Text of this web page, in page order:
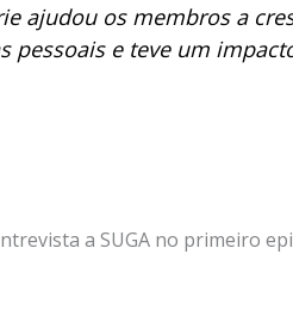
ajudou os membros a
pessoais e teve um
a SUGA no primeiro